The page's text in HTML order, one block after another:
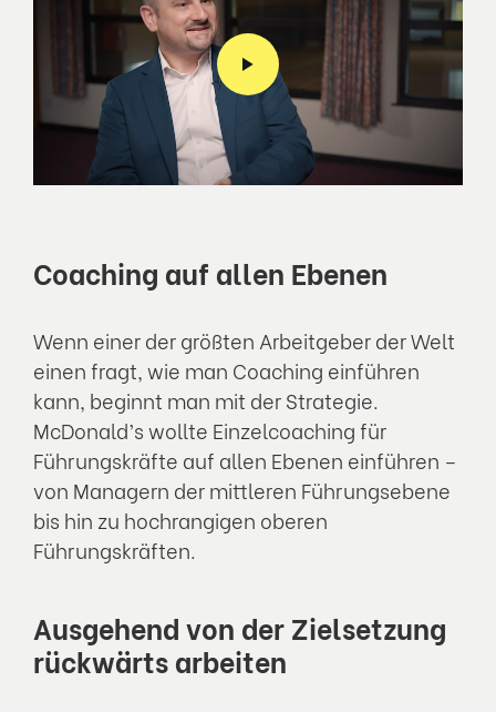
Coaching auf allen Ebenen
Wenn einer der größten Arbeitgeber der Welt
einen fragt, wie man Coaching einführen
kann, beginnt man mit der Strategie.
McDonald’s wollte Einzelcoaching für
Führungskräfte auf allen Ebenen einführen –
von Managern der mittleren Führungsebene
bis hin zu hochrangigen oberen
Führungskräften.
Ausgehend von der Zielsetzung
rückwärts arbeiten